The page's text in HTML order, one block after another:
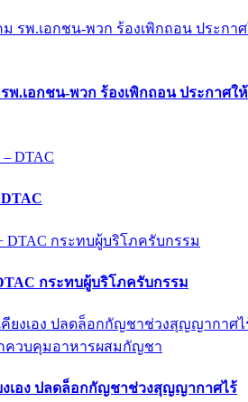
พ.เอกชน-พวก ร้องเพิกถอน ประกาศให้
กระทบผู้บริโภครับกรรม
งเอง ปลดล็อกกัญชาช่วงสุญญากาศไร้